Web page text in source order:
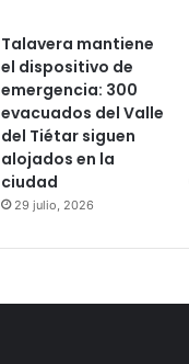
Talavera mantiene
el dispositivo de
emergencia: 300
evacuados del Valle
del Tiétar siguen
alojados en la
ciudad
29 julio, 2026